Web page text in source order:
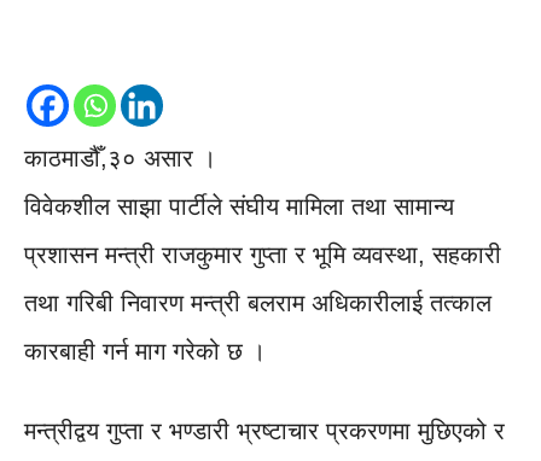
काठमाडौँ,३० असार ।
विवेकशील साझा पार्टीले संघीय मामिला तथा सामान्य
प्रशासन मन्त्री राजकुमार गुप्ता र भूमि व्यवस्था, सहकारी
तथा गरिबी निवारण मन्त्री बलराम अधिकारीलाई तत्काल
कारबाही गर्न माग गरेको छ ।
मन्त्रीद्वय गुप्ता र भण्डारी भ्रष्टाचार प्रकरणमा मुछिएको र